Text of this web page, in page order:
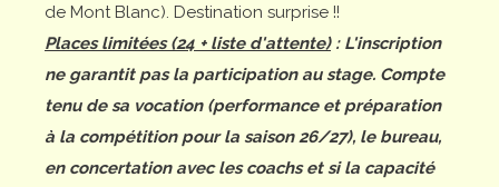
de Mont Blanc). Destination surprise !!
Places limitées (24 + liste d'attente): L'inscription
ne garantit pas la participation au stage. Compte
tenu de sa vocation (performance et préparation
à la compétition pour la saison 26/27), le bureau,
en concertation avec les coachs et si la capacité